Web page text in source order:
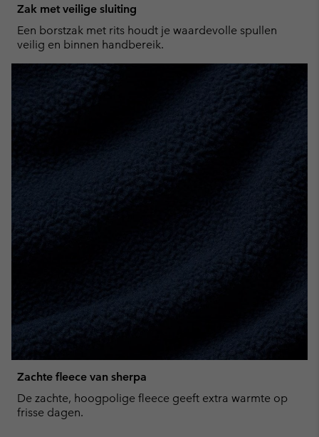
Zak met veilige sluiting
Een borstzak met rits houdt je waardevolle spullen
veilig en binnen handbereik.
Zachte fleece van sherpa
De zachte, hoogpolige fleece geeft extra warmte op
frisse dagen.